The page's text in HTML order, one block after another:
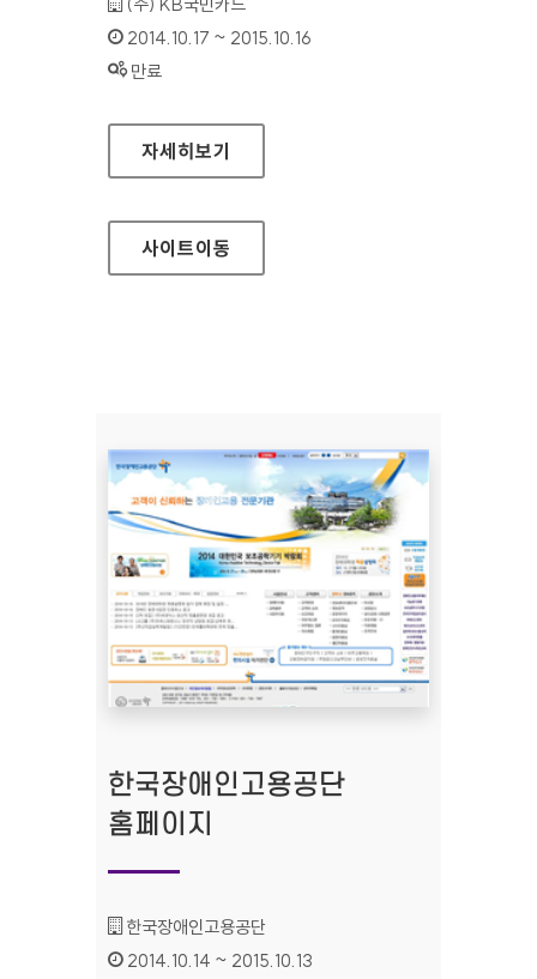
인증기간 :
2014.10.17 ~ 2015.10.16
상태 :
만료
KB국민카드 개인 홈페이지
자세히보기
사이트이동
한국장애인고용공단
홈페이지
기관명 :
한국장애인고용공단
인증기간 :
2014.10.14 ~ 2015.10.13